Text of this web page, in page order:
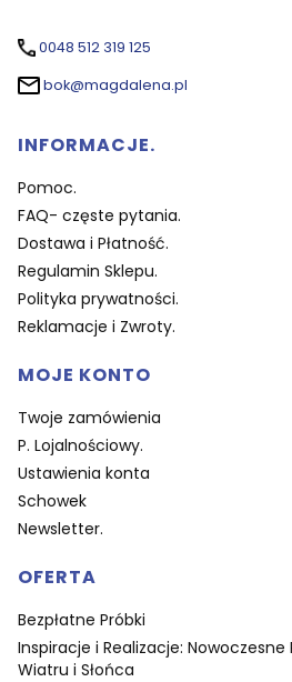
0048 512 319 125
bok@magdalena.pl
Linki w stopce
INFORMACJE.
Pomoc.
FAQ- częste pytania.
Dostawa i Płatność.
Regulamin Sklepu.
Polityka prywatności.
Reklamacje i Zwroty.
MOJE KONTO
Twoje zamówienia
P. Lojalnościowy.
Ustawienia konta
Schowek
Newsletter.
OFERTA
Bezpłatne Próbki
Inspiracje i Realizacje:
Wiatru i Słońca